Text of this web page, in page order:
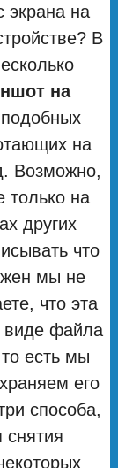
экрана на
В
на
на
Возможно,
только на
других
что
мы не
что эта
виде файла
есть мы
его
способа,
снятия